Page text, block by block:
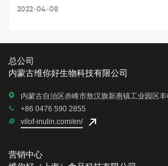
2022-04-08
总公司
内蒙古维你好生物科技有限公司
内蒙古自治区赤峰市敖汉旗新惠镇工业园区
+86 0476 590 2855
vilof-inulin.com/en/
营销中心